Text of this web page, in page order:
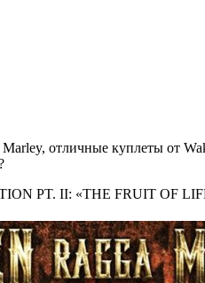
Marley, отличные куплеты от
PT. II: «THE FRUIT OF